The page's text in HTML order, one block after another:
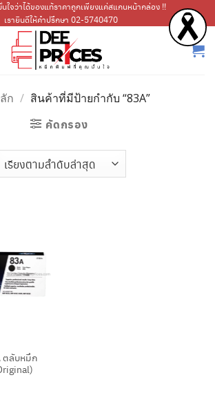
ใจว่าได้ของแท้ราคาถูกเพียงแค่สแกนหน้ากล่อง !!
เรายินดีให้คำปรึกษา 02-5740470
ก / สินค้าที่มีป้ายกำกับ “83A”
คัดกรอง
ตลับหมึก